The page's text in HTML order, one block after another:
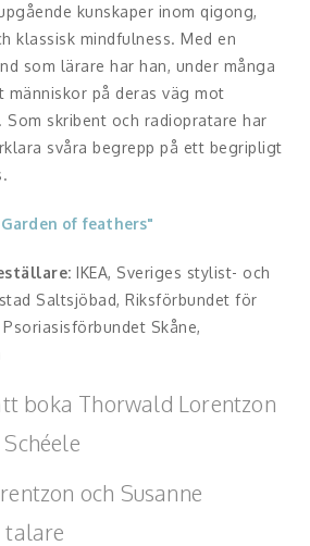
Different
service,
kunskaper inom qigong,
klassisk mindfulness. Med en
som lärare har han, under många
människor på deras väg mot
skribent och radiopratare har
svåra begrepp på ett begripligt
of feathers"
IKEA, Sveriges stylist- och
Saltsjöbad, Riksförbundet för
Skåne,
boka Thorwald Lorentzon
och Susanne kommer
med konkreta verktyg och
och Susanne
talare